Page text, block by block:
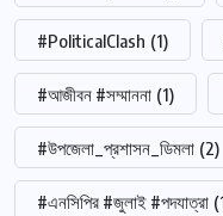
#PoliticalClash (1)
#আজীবন #সম্মাননা (1)
#উপজেলা_প্রশাসন_ডিমলা (2)
#এনসিপির #জুলাই #পদযাত্রা